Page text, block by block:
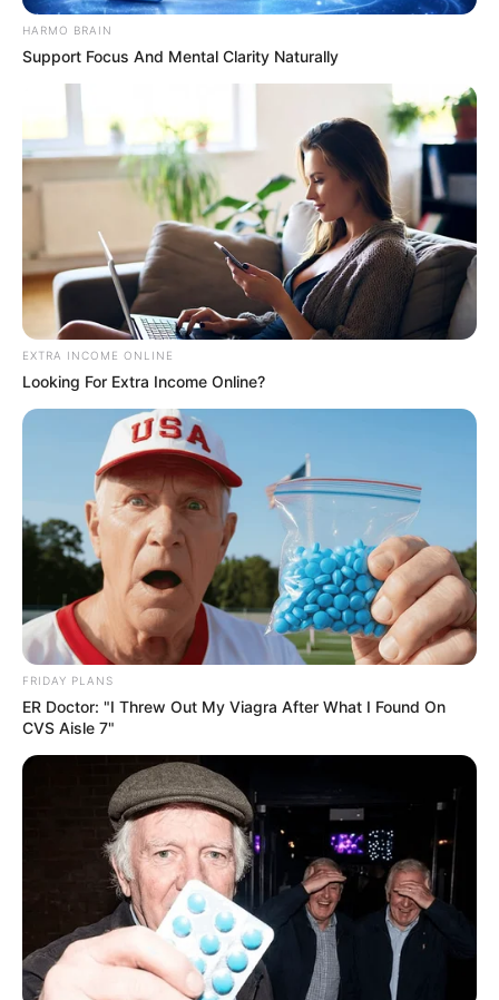
In dem größeren und als Freilichtmuseum
begehbaren Mühlengehöft zwischen
Weimar und Stadtilm gibt es öffentliche
Schauvorführungen, bei denen ein fantastisch
schmeckender Senf gemahlen wird.
Schlossmuseum Heidecksburg
Großes und prächtiges Barock- und
Rokokoschloss in der ehemaligen
Residenzstadt Rudolstadt.
Bauernhäuser
In einem der ältesten Freilichtmuseen
Deutschlands wird das Leben unserer
ländlichen Vorfahren gezeigt.
Schillerhaus Rudolstadt
In Rudolstadt lernte Friedrich Schiller
seine Frau Charlotte von Lengenfeld
kennen. Im gleichen Haus begegnete er
auch zum ersten Mal Johann Wolfgang von Goethe.
Deshalb befindet sich hier seit 2009 ein Schillermuseum.
Schlossmuseum
Das Schloss, in dem Goethes große Liebe
wohnte, mit romantischem Park und
Liebhabertheater.
Kemenate in Orlamünde
Mittelalterlicher Wohnturm mit toller
Aussicht ins Saale- und Orlatal sowie einer
kleinen Ausstellung.
HARMO BRAIN
Support Focus And Mental Clarity Naturally
EXTRA INCOME ONLINE
Looking For Extra Income Online?
FRIDAY PLANS
ER Doctor: "I Threw Out My Viagra After What I Found On
CVS Aisle 7"